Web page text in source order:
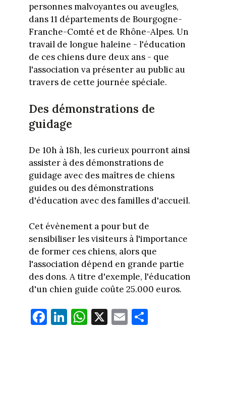
personnes malvoyantes ou aveugles,
dans 11 départements de Bourgogne-
Franche-Comté et de Rhône-Alpes. Un
travail de longue haleine - l'éducation
de ces chiens dure deux ans - que
l'association va présenter au public au
travers de cette journée spéciale.
Des démonstrations de
guidage
De 10h à 18h, les curieux pourront ainsi
assister à des démonstrations de
guidage avec des maîtres de chiens
guides ou des démonstrations
d'éducation avec des familles d'accueil.
Cet évènement a pour but de
sensibiliser les visiteurs à l'importance
de former ces chiens, alors que
l'association dépend en grande partie
des dons. A titre d'exemple, l'éducation
d'un chien guide coûte 25.000 euros.
Fa
ce
Li
nk
W
ha
X E
m
Pa
rt